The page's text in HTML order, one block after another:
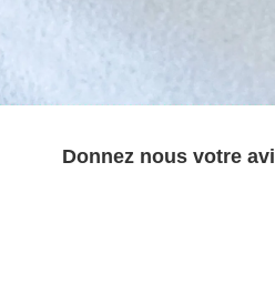
Donnez nous votre